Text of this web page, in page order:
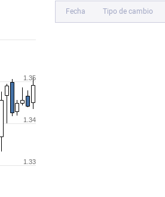
1.33
1.34
1.35
Fecha Tipo de cambio